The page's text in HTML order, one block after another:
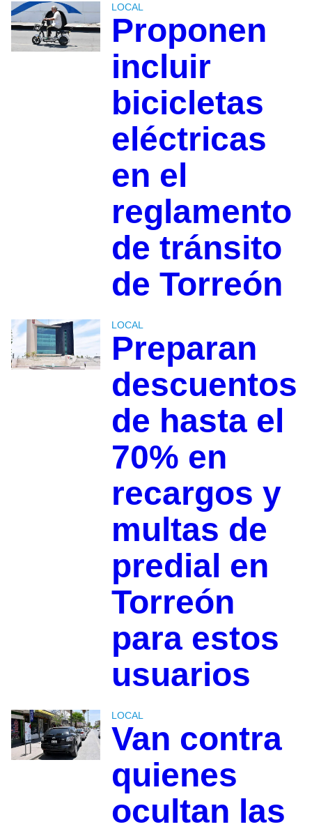
LOCAL
Proponen
incluir
bicicletas
eléctricas
en el
reglamento
de tránsito
de Torreón
LOCAL
Preparan
descuentos
de hasta el
70% en
recargos y
multas de
predial en
Torreón
para estos
usuarios
LOCAL
Van contra
quienes
ocultan las